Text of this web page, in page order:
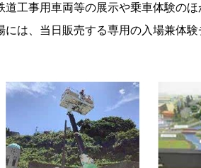
工事用車両等の展示や乗車体験の
は、当日販売する専用の入場兼体